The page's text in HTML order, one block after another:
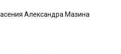
Александра Мазина